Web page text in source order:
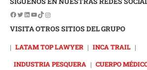
VISITA OTROS SITIOS DEL GRUPO
| LATAM TOP LAWYER | INCA TRAIL |
INDUSTRIA PESQUERA | CUERPO